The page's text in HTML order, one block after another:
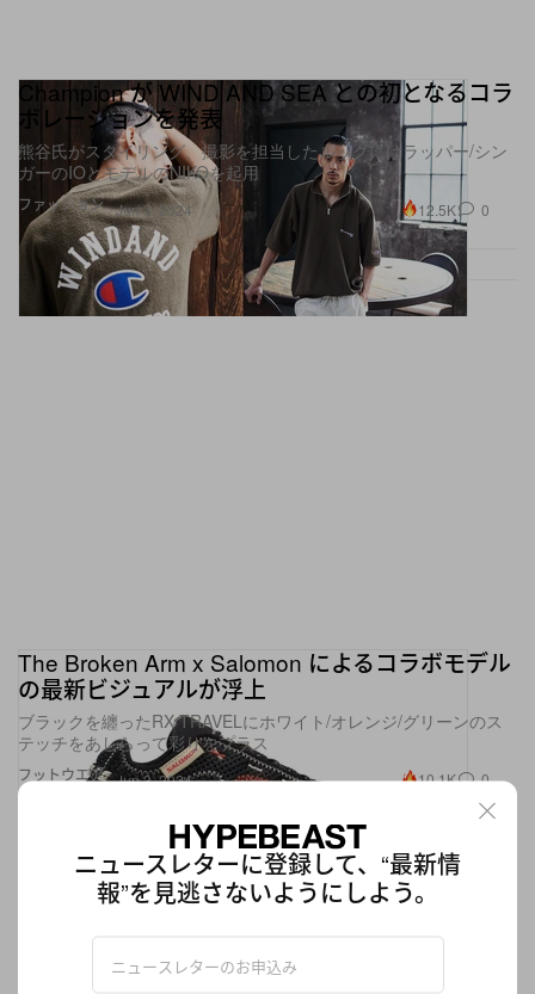
ファッション
Champion が WIND AND SEA との初となるコラ
ボレーションを発表
熊⾕氏がスタイリング、撮影を担当したルックにはラッパー/シン
ガーのIOとモデルのNIKOを起用
Jun 3, 2024 12.5K 0
フットウエア
The Broken Arm x Salomon によるコラボモデル
の最新ビジュアルが浮上
ブラックを纏ったRX TRAVELにホワイト/オレンジ/グリーンのス
テッチをあしらって彩りをプラス
Jun 3, 2024 10.1K 0
ニュースレターに登録して、“最新情
報”を見逃さないようにしよう。